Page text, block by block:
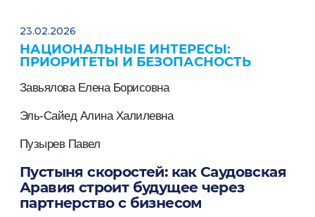
23.02.2026
НАЦИОНАЛЬНЫЕ ИНТЕРЕСЫ:
ПРИОРИТЕТЫ И БЕЗОПАСНОСТЬ
Завьялова Елена Борисовна
Эль-Сайед Алина Халилевна
Пузырев Павел
Пустыня скоростей: как Саудовская
Аравия строит будущее через
партнерство с бизнесом